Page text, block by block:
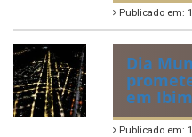
Publicado em:
Dia
em
Publicado em: